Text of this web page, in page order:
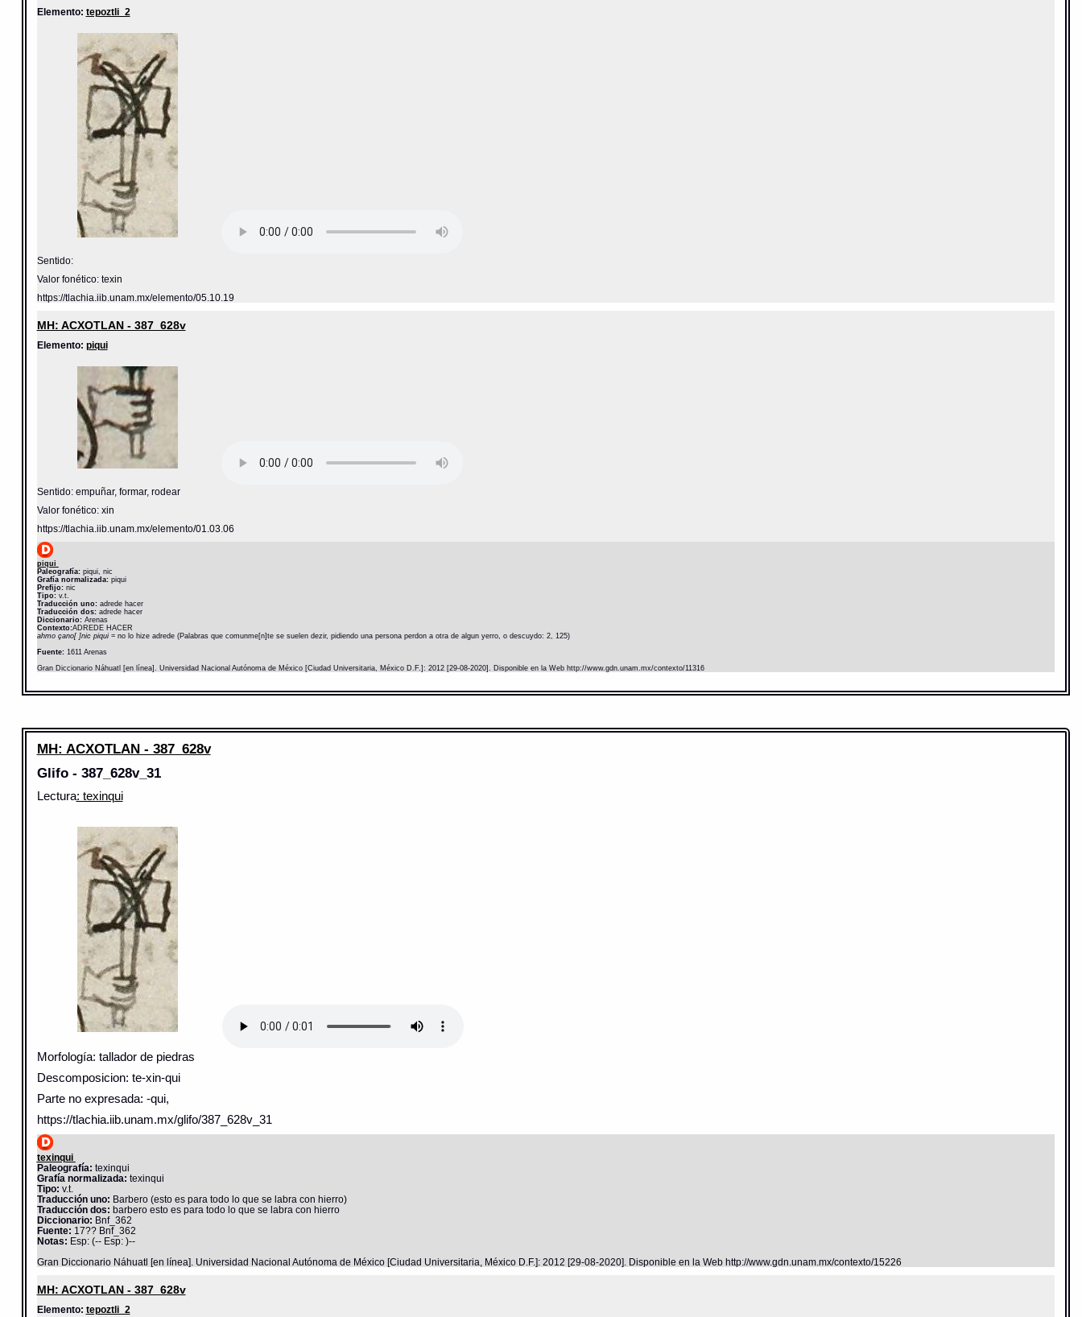
Elemento: tepoztli_2
Sentido:
Valor fonético: texin
https://tlachia.iib.unam.mx/elemento/05.10.19
MH: ACXOTLAN - 387_628v
Elemento: piqui
Sentido: empuñar, formar, rodear
Valor fonético: xin
https://tlachia.iib.unam.mx/elemento/01.03.06
piqui
Paleografía:piqui, nic
Grafía normalizada:piqui
Prefijo:nic
Tipo:v.t.
Traducción uno:adrede hacer
Traducción dos:adrede hacer
Diccionario: Arenas
Contexto:ADREDE HACER
ahmo çano[ ]nic piqui = no lo hize adrede (Palabras que comunme[n]te se suelen dezir, pidiendo una persona perdon a otra de algun yerro, o descuydo: 2, 125)
Fuente:1611 Arenas
Gran Diccionario Náhuatl [en línea]. Universidad Nacional Autónoma de México [Ciudad Universitaria, México D.F.]: 2012 [29-08-2020]. Disponible en la Web http://www.gdn.unam.mx/contexto/11316
MH: ACXOTLAN - 387_628v
Glifo - 387_628v_31
Lectura: texinqui
Morfología: tallador de piedras
Descomposicion: te-xin-qui
Parte no expresada: -qui,
https://tlachia.iib.unam.mx/glifo/387_628v_31
texinqui
Paleografía: texinqui
Grafía normalizada: texinqui
Tipo: v.t.
Traducción uno: Barbero (esto es para todo lo que se labra con hierro)
Traducción dos: barbero esto es para todo lo que se labra con hierro
Diccionario: Bnf_362
Fuente: 17?? Bnf_362
Notas: Esp: (-- Esp: )--
Gran Diccionario Náhuatl [en línea]. Universidad Nacional Autónoma de México [Ciudad Universitaria, México D.F.]: 2012 [29-08-2020]. Disponible en la Web http://www.gdn.unam.mx/contexto/15226
MH: ACXOTLAN - 387_628v
Elemento: tepoztli_2